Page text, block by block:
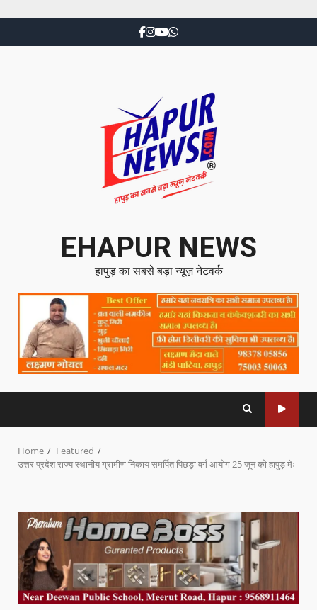
EHAPUR NEWS
हापुड़ का सबसे बड़ा न्यूज़ नेटवर्क
Home
Featured
उत्तर प्रदेश राज्य स्थानीय ग्रामीण निकाय समर्पित पिछड़ा वर्ग आयोग 25 जून को हापुड़ मेः